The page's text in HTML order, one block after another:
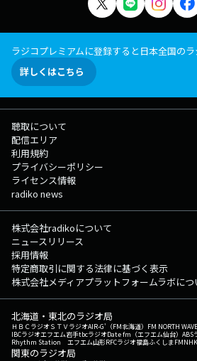
ラジコプレミアムに登録すると日本全国の
詳しくはこちら
聴取について
配信エリア
利用規約
プライバシーポリシー
ライセンス情報
radiko news
株式会社radikoについて
ニュースリリース
採用情報
特定商取引に関する法律に基づく表示
株式会社メディアプラットフォームラボにつ
北海道・東北のラジオ局
ＨＢＣラジオＳＴＶラジオAIR-G'（FM北海道） FM NORTH WAVE
IBCラジオエフエム岩手tbcラジオDate fm（エフエム仙台） ABS
Rhythm Station エフエム山形RFCラジオ福島ふくしまFM
関東のラジオ局